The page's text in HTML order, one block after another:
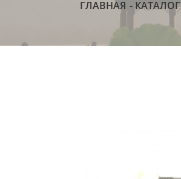
ГЛАВНАЯ КАТАЛОГ